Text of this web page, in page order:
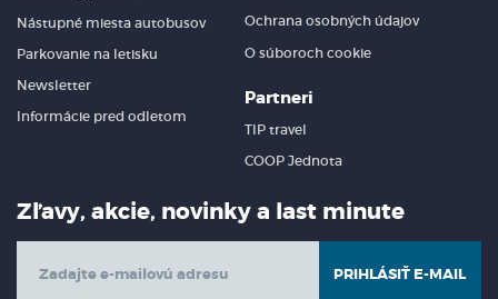
Nástupné miesta autobusov
Parkovanie na letisku
Newsletter
Informácie pred odletom
Ochrana osobných údajov
O súboroch cookie
Partneri
TIP travel
COOP Jednota
Zľavy, akcie, novinky a last minute
PRIHLÁSIŤ E-MAIL